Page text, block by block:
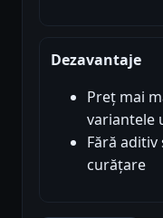
Dezavantaje
Preț mai
variantele
Fără
curățare